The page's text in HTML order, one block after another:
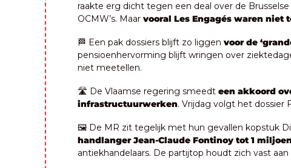
raakte erg dicht tegen een deal over de
OCMW’s. Maar vooral Les Engagés waren niet
🏁 Een pak dossiers blijft zo liggen voor de
pensioenhervorming blijft wringen over
niet meetellen.
🛣️ De Vlaamse regering smeedt een akkoord
infrastructuurwerken. Vrijdag volgt het dossier
🖼️ De MR zit tegelijk met hun gevallen kopstuk
handlanger Jean-Claude Fontinoy tot 1
antiekhandelaars. De partijtop houdt zich vast